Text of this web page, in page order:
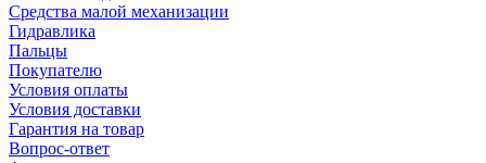
Средства малой механизации
Гидравлика
Пальцы
Покупателю
Условия оплаты
Условия доставки
Гарантия на товар
Вопрос-ответ